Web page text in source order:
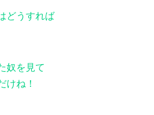
どうすれば
奴を見て
けね！